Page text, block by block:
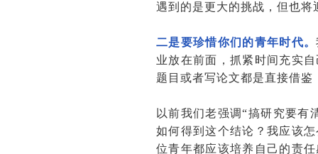
遇到的是更大的挑战，但也
二是要珍惜你们的青年时代。
业放在前面，抓紧时间充实
题目或者写论文都是直接借
以前我们老强调“搞研究要有
如何得到这个结论？我应该
位青年都应该培养自己的责